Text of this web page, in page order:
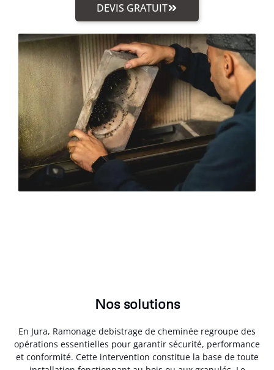
DEVIS GRATUIT
Nos solutions
En Jura, Ramonage debistrage de cheminée regroupe des
opérations essentielles pour garantir sécurité, performance
et conformité. Cette intervention constitue la base de toute